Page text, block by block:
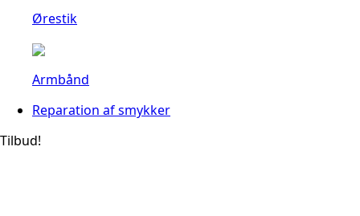
Ørestik
Armbånd
Reparation af smykker
Tilbud!